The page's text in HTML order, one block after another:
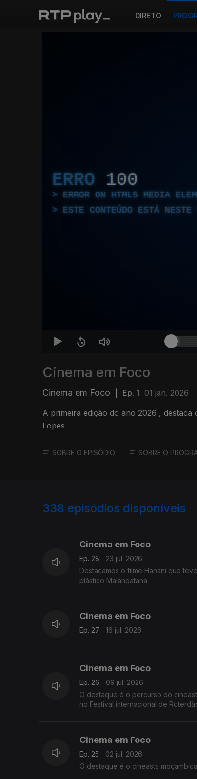
DIRETO
ERRO 100
ERROR ON HTML5 MEDIA
ESTE CONTEÚDO ESTÁ
Cinema em Foco
Cinema em Foco Ep. 1 01 jan. 2026
A primeira edição do ano 2026 , destaca
Lopes
SOBRE O EPISÓDIO SOBRE O
338 episódios disponíveis
Cinema em Foco
Ep. 28
23 jul. 2026
Destacamos o filme Hanani que
plástico Malangatana
Cinema em Foco
Ep. 27 16 jul. 2026
Cinema em Foco
Ep. 26
09 jul. 2026
O destaque é o percurso do
no Festival internacional de
Cinema em Foco
Ep. 25
02 jul. 2026
O destaque é o cineasta